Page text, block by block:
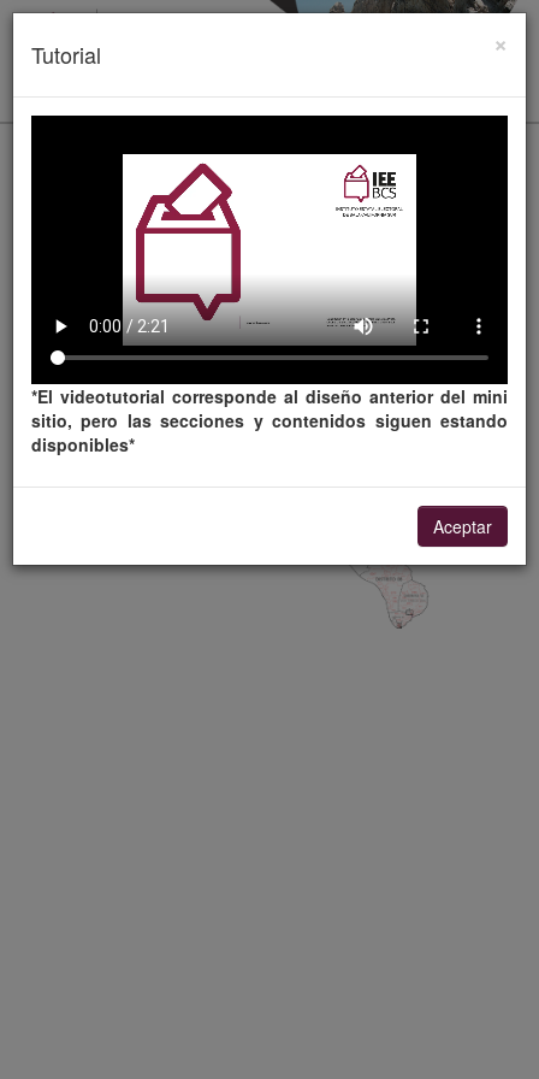
Distritación
¡ Bienvenidos !
×
Tutorial
*El videotutorial corresponde al diseño anterior del mini
sitio, pero las secciones y contenidos siguen estando
disponibles*
Aceptar